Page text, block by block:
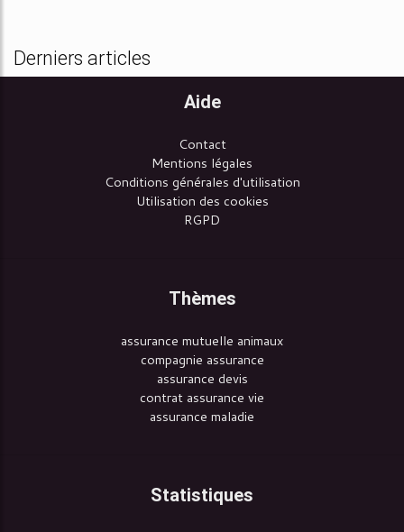
Derniers articles
Aide
Contact
Mentions légales
Conditions générales d'utilisation
Utilisation des cookies
RGPD
Thèmes
assurance mutuelle animaux
compagnie assurance
assurance devis
contrat assurance vie
assurance maladie
Statistiques